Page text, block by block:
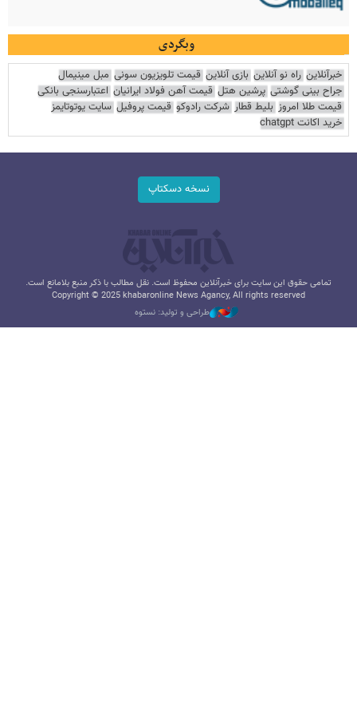
وبگردی
خبرآنلاین راه نو آنلاین بازی آنلاین قیمت تلویزیون سونی مبل مینیمال
جراح بینی گوشتی پرشین هتل قیمت آهن فولاد ایرانیان اعتبارسنجی بانکی
قیمت طلا امروز بلیط قطار شرکت رادوکو قیمت پروفیل سایت یوتوتایمز
خرید اکانت chatgpt
نسخه دسکتاپ
تمامی حقوق این سایت برای خبرآنلاین محفوظ است. نقل مطالب با ذکر منبع بلامانع است.
Copyright © 2025 khabaronline News Agancy, All rights reserved
طراحی و تولید: نستوه